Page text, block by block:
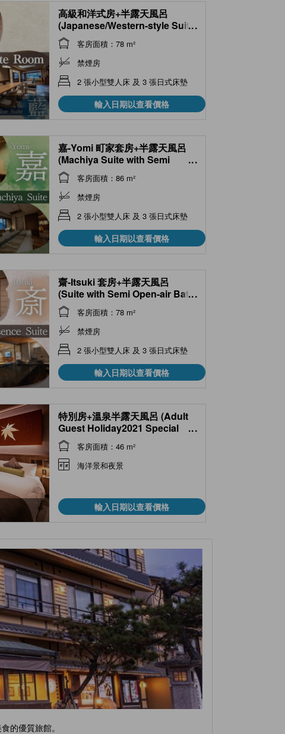
高級和洋式房+半露天風呂
(Japanese/Western-style Suite
with Semi Open-air Bath )
...
客房面積：78 m²
禁煙房
2 張小型雙人床 及 3 張日式床墊
輸入日期以查看價格
嘉-Yomi 町家套房+半露天風呂
(Machiya Suite with Semi
Open-air Bath (Yomi Type) )
...
客房面積：86 m²
禁煙房
2 張小型雙人床 及 3 張日式床墊
輸入日期以查看價格
齋-Itsuki 套房+半露天風呂
(Suite with Semi Open-air Bath
(Itsuki Type) )
...
客房面積：78 m²
禁煙房
2 張小型雙人床 及 3 張日式床墊
輸入日期以查看價格
特別房+溫泉半露天風呂 (Adult
Guest Holiday2021 Special
Room with Semi Open-air Hot
Spring Bath )
...
客房面積：46 m²
海洋景和夜景
輸入日期以查看價格
的優質旅館。